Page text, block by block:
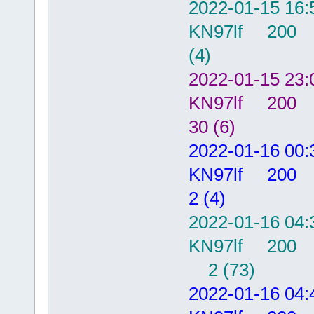
0452 -30 0.8 1538 ` R7NT
0458 -10 0.1 1433 ` DL7NN
0514 -12 0.1 1433 ` <DL7NN>
0526 -22 0.1 1433 ` DL7NN
0532 -25 0.0 1433 ` <DL7NN>
2022-01-
KN97lf
(4)
2022-01-
KN97lf
30 (6)
2022-01-
KN97lf
2 (4)
2022-01-
KN97lf
2 (73)
2022-01-